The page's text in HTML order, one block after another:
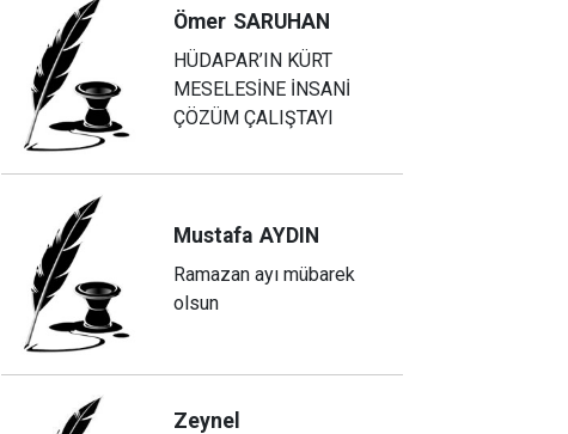
Ömer SARUHAN
HÜDAPAR’IN KÜRT
MESELESİNE İNSANİ
ÇÖZÜM ÇALIŞTAYI
Mustafa AYDIN
Ramazan ayı mübarek
olsun
Zeynel